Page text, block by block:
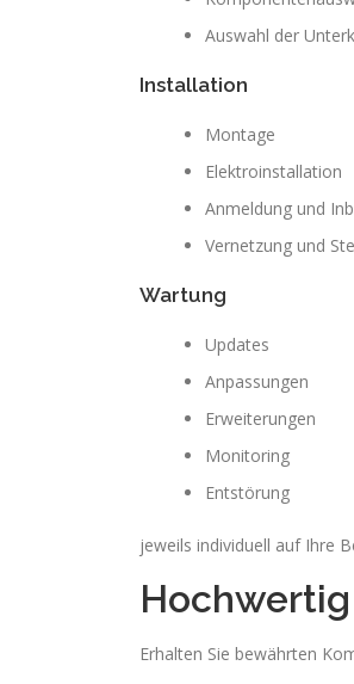
Auswahl der
Installation
Montage
Elektroinstallation
Anmeldung und
Vernetzung und
Wartung
Updates
Anpassungen
Erweiterungen
Monitoring
Entstörung
jeweils individuell auf Ihre
Hochwertig
Erhalten Sie bewährten